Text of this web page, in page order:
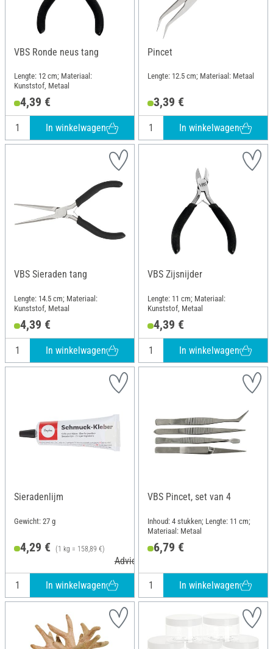
VBS Ronde neus tang
Lengte: 12 cm; Materiaal:
Kunststof, Metaal
4,39 €
In winkelwagen
Pincet
Lengte: 12.5 cm; Materiaal: Metaal
3,39 €
In winkelwagen
VBS Sieraden tang
Lengte: 14.5 cm; Materiaal:
Kunststof, Metaal
4,39 €
In winkelwagen
VBS Zijsnijder
Lengte: 11 cm; Materiaal:
Kunststof, Metaal
4,39 €
In winkelwagen
Sieradenlijm
Gewicht: 27 g
4,29 € (1 kg = 158,89 €)
Adviesprijs 4,79 €
In winkelwagen
VBS Pincet, set van 4
Inhoud: 4 stukken; Lengte: 11 cm;
Materiaal: Metaal
6,79 €
In winkelwagen